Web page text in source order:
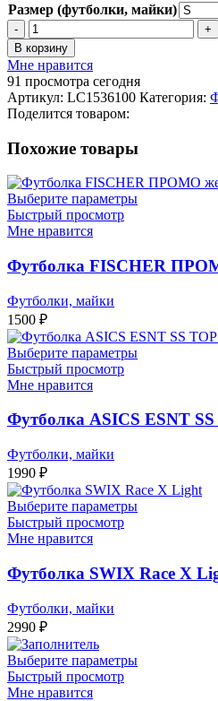
Размер (футболки, майки)
Количество
товара
Футболка
SALOMON
EXPLORE
BLEND
SS
M-
-
Z
В корзину
Мне нравится
91 просмотра сегодня
Артикул: LC1536100 Категория:
Поделится товаром:
Похожие товары
Выберите параметры
Быстрый просмотр
Мне нравится
Футболка FISCHER
Футболки, майки
1500 ₽
Выберите параметры
Быстрый просмотр
Мне нравится
Футболка ASICS ESNT
Футболки, майки
1990 ₽
Выберите параметры
Быстрый просмотр
Мне нравится
Футболка SWIX Race X
Футболки, майки
2990 ₽
Выберите параметры
Быстрый просмотр
Мне нравится